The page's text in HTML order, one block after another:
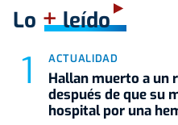
Lo +leído
ACTUALIDAD
Hallan muerto a un
después de que su
hospital por una